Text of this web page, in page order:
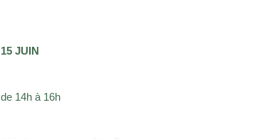
15 JUIN
de 14h à 16h